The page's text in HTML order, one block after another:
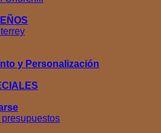
y Personalización
presupuestos